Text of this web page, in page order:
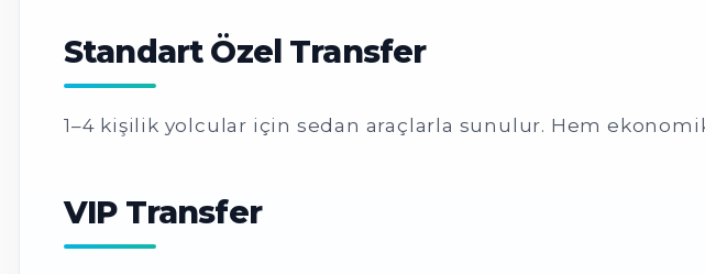
Standart Özel Transfer
1–4 kişilik yolcular için sedan araçlarla sunulur. Hem
VIP Transfer